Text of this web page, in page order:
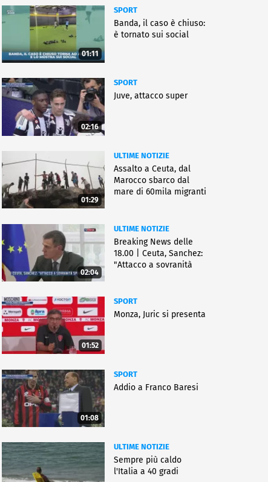
01:11
SPORT
Banda, il caso è chiuso:
è tornato sui social
02:16
SPORT
Juve, attacco super
01:29
ULTIME NOTIZIE
Assalto a Ceuta, dal
Marocco sbarco dal
mare di 60mila migranti
02:04
ULTIME NOTIZIE
Breaking News delle
18.00 | Ceuta, Sanchez:
"Attacco a sovranità
01:52
SPORT
Monza, Juric si presenta
01:08
SPORT
Addio a Franco Baresi
ULTIME NOTIZIE
Sempre più caldo
l'Italia a 40 gradi